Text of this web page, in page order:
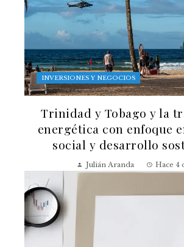
INVERSIONES Y NEGOCIOS
Trinidad y Tobago y la
energética con enfoque
social y desarrollo
Julián Aranda Hace 4